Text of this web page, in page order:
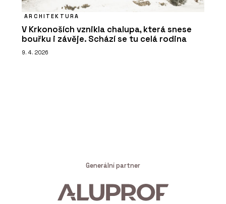
ARCHITEKTURA
V Krkonoších vznikla chalupa, která snese
bouřku i závěje. Schází se tu celá rodina
9. 4. 2026
Generální partner